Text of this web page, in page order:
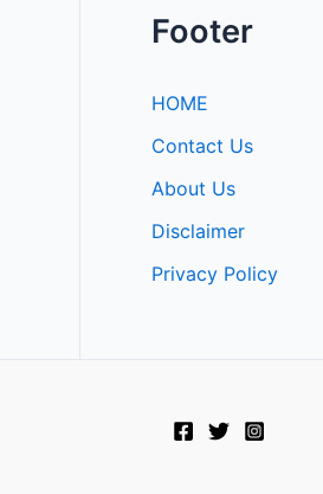
Footer
HOME
Contact Us
About Us
Disclaimer
Privacy Policy